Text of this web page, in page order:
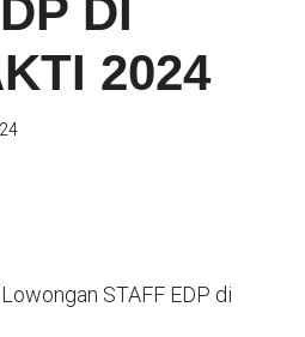
DI
2024
Lowongan STAFF EDP di